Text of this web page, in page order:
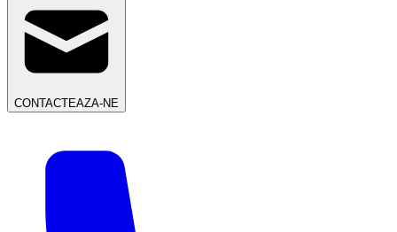
CONTACTEAZA-NE